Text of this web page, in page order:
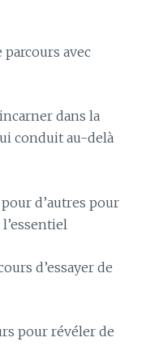
avec
dans la
conduit au-delà
d’autres pour
d’essayer de
pour révéler de